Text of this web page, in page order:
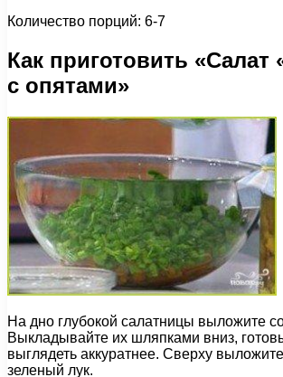
Количество порций: 6-7
Как приготовить «Салат
с опятами»
На дно глубокой салатницы выложите
Выкладывайте их шляпками вниз,
выглядеть аккуратнее. Сверху
зеленый лук.